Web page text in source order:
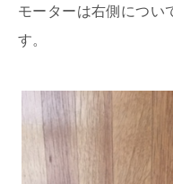
モーターは右側につい
す。